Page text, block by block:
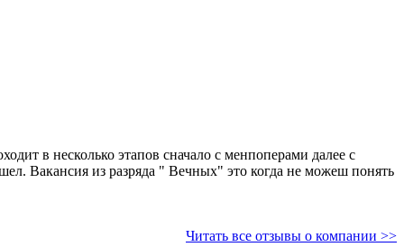
Читать все отзывы о компании >>